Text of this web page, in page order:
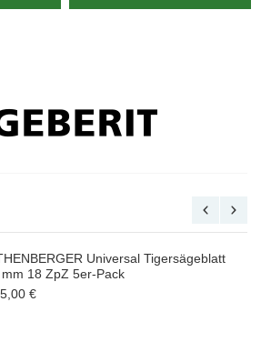
Universal Tigersägeblatt
18 ZpZ 5er-Pack
€